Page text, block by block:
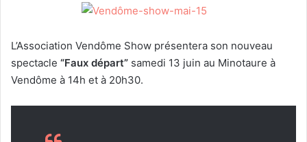
e
u
n
c
L’Association Vendôme Show présentera son nouveau
spectacle “Faux départ” samedi 13 juin au Minotaure à
Vendôme à 14h et à 20h30.